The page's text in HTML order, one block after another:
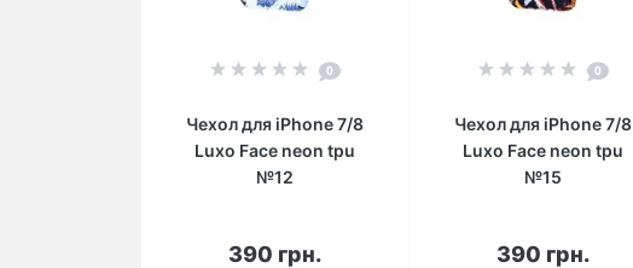
0
Чехол для iPhone 7/8
Luxo Face neon tpu
№12
390 грн.
В корзину
0
Чехол для iPhone 7/8
Luxo Face neon tpu
№15
390 грн.
В корзину